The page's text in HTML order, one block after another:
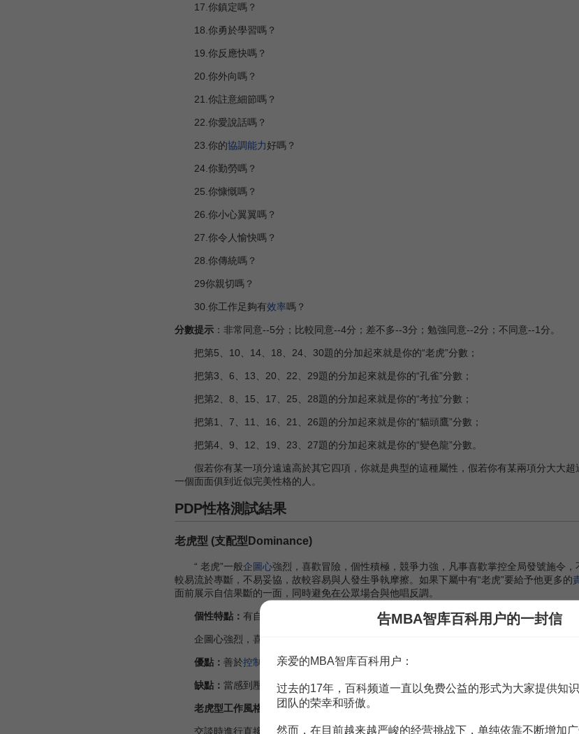
17.你鎮定嗎？
18.你勇於學習嗎？
19.你反應快嗎？
20.你外向嗎？
21.你註意細節嗎？
22.你愛說話嗎？
23.你的協調能力好嗎？
24.你勤勞嗎？
25.你慷慨嗎？
26.你小心翼翼嗎？
27.你令人愉快嗎？
28.你傳統嗎？
29你親切嗎？
30.你工作足夠有效率嗎？
分數提示 ：非常同意--5分；比較同意--4分；差不多--3分；勉強同意--2分；不同意--1分。
把第5、10、14、18、24、30題的分加起來就是你的“老虎”分數；
把第3、6、13、20、22、29題的分加起來就是你的“孔雀”分數；
把第2、8、15、17、25、28題的分加起來就是你的“考拉”分數；
把第1、7、11、16、21、26題的分加起來就是你的“貓頭鷹”分數；
把第4、9、12、19、23、27題的分加起來就是你的“變色龍”分數。
假若你有某一項分遠遠高於其它四項，你就是典型的這種屬性，假若你有某兩項分大大超
一個面面俱到近似完美性格的人。
PDP性格測試結果
老虎型 (支配型Dominance)
“ 老虎”一般企圖心強烈，喜歡冒險，個性積極，競爭力強，凡事喜歡掌控全局發號施令
較易流於專斷，不易妥協，故較容易與人發生爭執摩擦。如果下屬中有“老虎”要給予他更多的
面前展示自信果斷的一面，同時避免在公眾場合與他唱反調。
個性特點： 有自信，夠權威，決斷力高，競爭性強，胸懷大志，喜歡評估。
企圖心強烈，喜歡冒險，個性積極，競爭力強，有對抗性。
優點： 善於控制 局面並能果斷地作出決定的能力；用這一類型工作方式的人成就非凡。
缺點： 當感到壓力時，這類人就會太重視迅速的完成工作，就容易忽視細節，他們可能不
老虎型工作風格的主要行為：
交談時進行直接的目光接觸；
告MBA智库百科用户的一封信
亲爱的MBA智库百科用户：
过去的17年，百科频道一直以免费公益的形式为大家提供知
团队的荣幸和骄傲。
然而，在目前越来越严峻的经营挑战下，单纯依靠不断增加